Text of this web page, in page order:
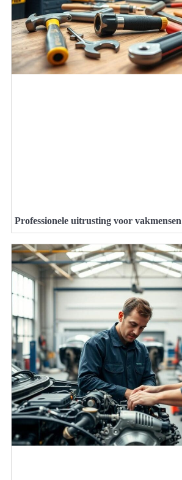
Professionele uitrusting voor vakmensen